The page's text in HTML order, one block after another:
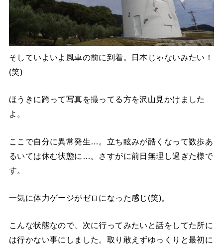
そしていよいよ風車の前に到着。日本じゃないみたい！
(笑)
ほうきに跨って写真を撮ってる方を沢山見かけました
よ。
ここで自分に異常発生…。立ち眩みが酷くなって数歩あ
るいては休む状態に…。さすがに前日無理し過ぎた様で
す。
一気に体力ゲージがゼロになった感じ(笑)。
こんな状態なので、次に行ってみたいと話をしてた所に
は行かない事にしました。取り敢えずゆっくりと最初に